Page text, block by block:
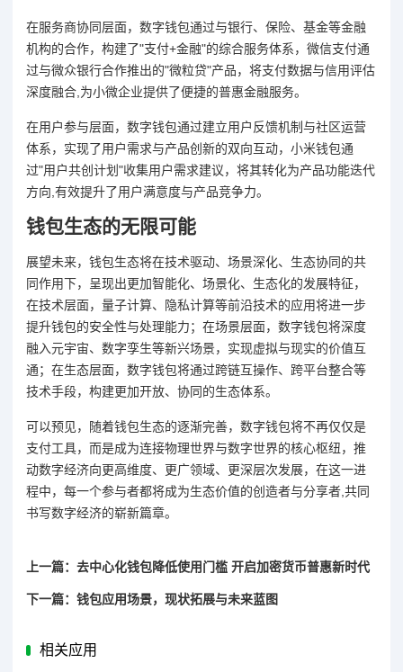
在服务商协同层面，数字钱包通过与银行、保险、基金等金融
机构的合作，构建了"支付+金融"的综合服务体系，微信支付通
过与微众银行合作推出的"微粒贷"产品，将支付数据与信用评估
深度融合,为小微企业提供了便捷的普惠金融服务。
在用户参与层面，数字钱包通过建立用户反馈机制与社区运营
体系，实现了用户需求与产品创新的双向互动，小米钱包通
过"用户共创计划"收集用户需求建议，将其转化为产品功能迭代
方向,有效提升了用户满意度与产品竞争力。
钱包生态的无限可能
展望未来，钱包生态将在技术驱动、场景深化、生态协同的共
同作用下，呈现出更加智能化、场景化、生态化的发展特征，
在技术层面，量子计算、隐私计算等前沿技术的应用将进一步
提升钱包的安全性与处理能力；在场景层面，数字钱包将深度
融入元宇宙、数字孪生等新兴场景，实现虚拟与现实的价值互
通；在生态层面，数字钱包将通过跨链互操作、跨平台整合等
技术手段，构建更加开放、协同的生态体系。
可以预见，随着钱包生态的逐渐完善，数字钱包将不再仅仅是
支付工具，而是成为连接物理世界与数字世界的核心枢纽，推
动数字经济向更高维度、更广领域、更深层次发展，在这一进
程中，每一个参与者都将成为生态价值的创造者与分享者,共同
书写数字经济的崭新篇章。
上一篇：去中心化钱包降低使用门槛 开启加密货币普惠新时代
下一篇：钱包应用场景，现状拓展与未来蓝图
相关应用